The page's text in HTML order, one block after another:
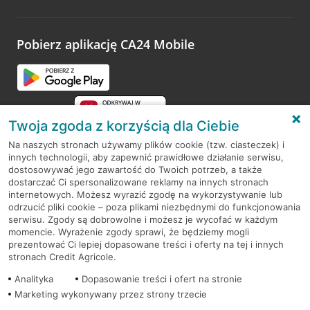
opinie.
Pobierz aplikację CA24 Mobile
RODO
Regulamin serwisu
Mapa serwisu
PolitykaCookies
Twoja zgoda z korzyścią dla Ciebie
Na naszych stronach używamy plików cookie (tzw. ciasteczek) i
innych technologii, aby zapewnić prawidłowe działanie serwisu,
dostosowywać jego zawartość do Twoich potrzeb, a także
dostarczać Ci spersonalizowane reklamy na innych stronach
internetowych. Możesz wyrazić zgodę na wykorzystywanie lub
odrzucić pliki cookie – poza plikami niezbędnymi do funkcjonowania
serwisu. Zgody są dobrowolne i możesz je wycofać w każdym
momencie. Wyrażenie zgody sprawi, że będziemy mogli
prezentować Ci lepiej dopasowane treści i oferty na tej i innych
stronach Credit Agricole.
Analityka
Dopasowanie treści i ofert na stronie
Marketing wykonywany przez strony trzecie